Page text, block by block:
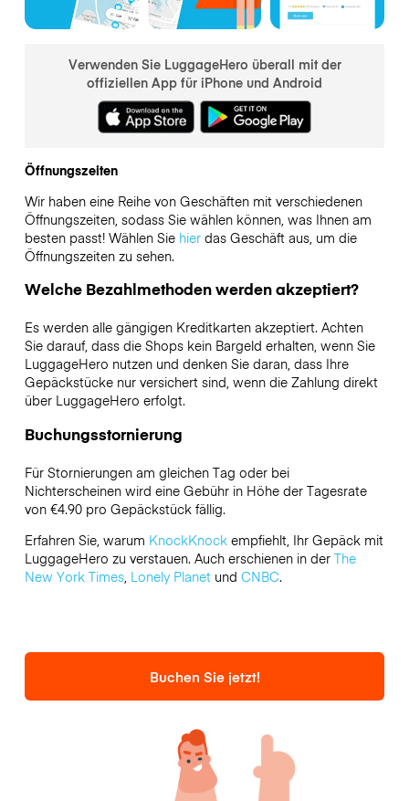
Verwenden Sie LuggageHero überall mit der
offiziellen App für iPhone und Android
Öffnungszeiten
Wir haben eine Reihe von Geschäften mit verschiedenen
Öffnungszeiten, sodass Sie wählen können, was Ihnen am
besten passt! Wählen Sie hierdas Geschäft aus, um die
Öffnungszeiten zu sehen.
Welche Bezahlmethoden werden akzeptiert?
Es werden alle gängigen Kreditkarten akzeptiert. Achten
Sie darauf, dass die Shops kein Bargeld erhalten, wenn Sie
LuggageHero nutzen und denken Sie daran, dass Ihre
Gepäckstücke nur versichert sind, wenn die Zahlung direkt
über LuggageHero erfolgt.
Buchungsstornierung
Für Stornierungen am gleichen Tag oder bei
Nichterscheinen wird eine Gebühr in Höhe der Tagesrate
von €4.90 pro Gepäckstück fällig.
Erfahren Sie, warum KnockKnockempfiehlt, Ihr Gepäck mit
LuggageHero zu verstauen. Auch erschienen in der The
New York Times, Lonely Planetund CNBC.
Buchen Sie jetzt!